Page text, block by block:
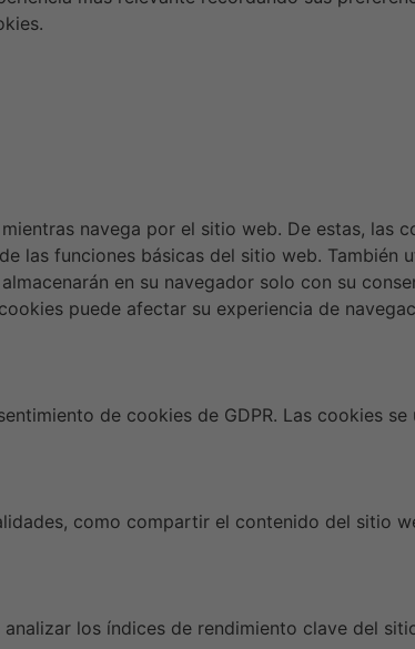
navega por el sitio web. De estas, las
las funciones básicas del sitio web.
en su navegador solo con su
puede afectar su experiencia de
de cookies de GDPR. Las cookies
como compartir el contenido del sitio
los índices de rendimiento clave del